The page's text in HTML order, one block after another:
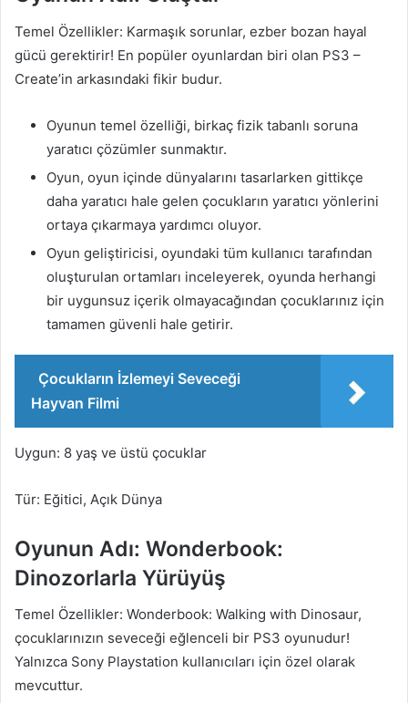
Temel Özellikler: Karmaşık sorunlar, ezber bozan hayal
gücü gerektirir! En popüler oyunlardan biri olan PS3 –
Create’in arkasındaki fikir budur.
Oyunun temel özelliği, birkaç fizik tabanlı soruna
yaratıcı çözümler sunmaktır.
Oyun, oyun içinde dünyalarını tasarlarken gittikçe
daha yaratıcı hale gelen çocukların yaratıcı yönlerini
ortaya çıkarmaya yardımcı oluyor.
Oyun geliştiricisi, oyundaki tüm kullanıcı tarafından
oluşturulan ortamları inceleyerek, oyunda herhangi
bir uygunsuz içerik olmayacağından çocuklarınız için
tamamen güvenli hale getirir.
Çocukların İzlemeyi Seveceği
Hayvan Filmi
Uygun: 8 yaş ve üstü çocuklar
Tür: Eğitici, Açık Dünya
Oyunun Adı: Wonderbook:
Dinozorlarla Yürüyüş
Temel Özellikler: Wonderbook: Walking with Dinosaur,
çocuklarınızın seveceği eğlenceli bir PS3 oyunudur!
Yalnızca Sony Playstation kullanıcıları için özel olarak
mevcuttur.